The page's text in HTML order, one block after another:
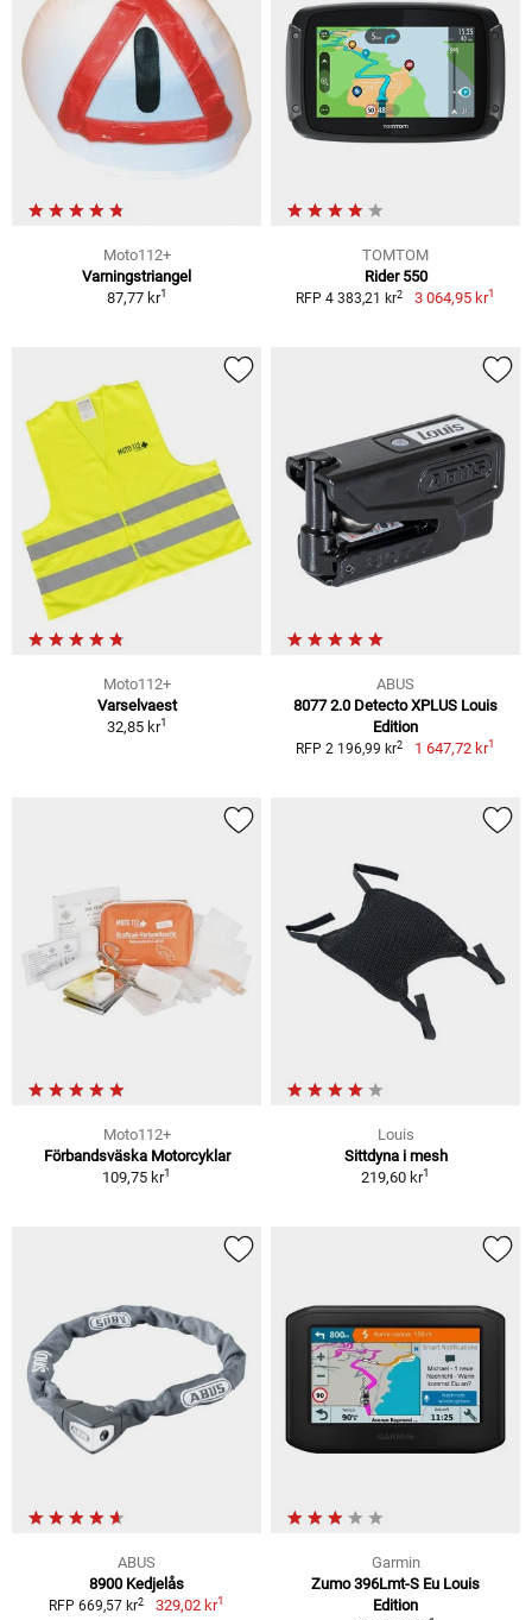
Moto112+
Varningstriangel
87,77 kr1
TOMTOM
Rider 550
RFP 4 383,21 kr2 3 064,95 kr1
Moto112+
Varselvaest
32,85 kr1
ABUS
8077 2.0 Detecto XPLUS Louis
Edition
RFP 2 196,99 kr2 1 647,72 kr1
Moto112+
Förbandsväska Motorcyklar
109,75 kr1
Louis
Sittdyna i mesh
219,60 kr1
ABUS
8900 Kedjelås
RFP 669,57 kr2 329,02 kr1
Garmin
Zumo 396Lmt-S Eu Louis
Edition